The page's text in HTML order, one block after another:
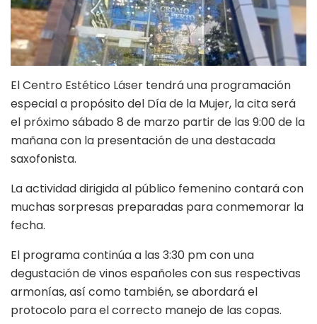
El Centro Estético Láser tendrá una programación
especial a propósito del Día de la Mujer, la cita será
el próximo sábado 8 de marzo partir de las 9:00 de la
mañana con la presentación de una destacada
saxofonista.
La actividad dirigida al público femenino contará con
muchas sorpresas preparadas para conmemorar la
fecha.
El programa continúa a las 3:30 pm con una
degustación de vinos españoles con sus respectivas
armonías, así como también, se abordará el
protocolo para el correcto manejo de las copas.